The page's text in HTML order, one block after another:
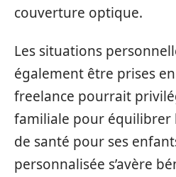
couverture optique.
Les situations
également être prises
freelance pourrait
familiale pour équilibrer
de santé pour ses
personnalisée s’avère